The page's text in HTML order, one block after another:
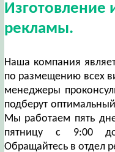
Изготовление
рекламы.
Наша компания
по размещению всех
менеджеры
подберут
Мы работаем пять
пятницу с 9:00
Обращайтесь в отдел